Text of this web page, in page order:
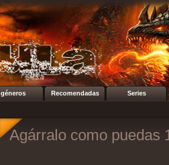
géneros Recomendadas Series
Agárralo como puedas